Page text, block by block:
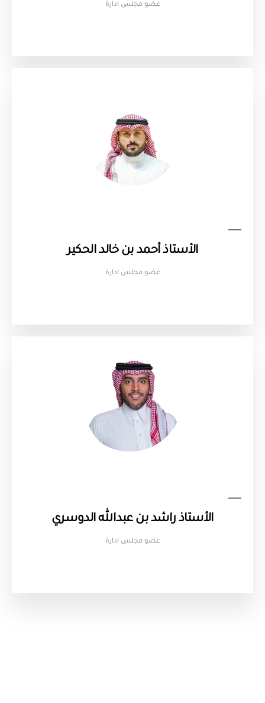
عضو مجلس ادارة​
الأستاذ أحمد بن خالد الحكير
عضو مجلس ادارة​
الأستاذ راشد بن عبدالله الدوسري
عضو مجلس ادارة​